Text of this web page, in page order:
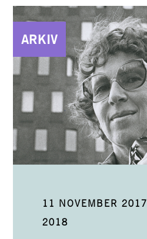
ARKIV
11 NOVEMBER 2017
2018